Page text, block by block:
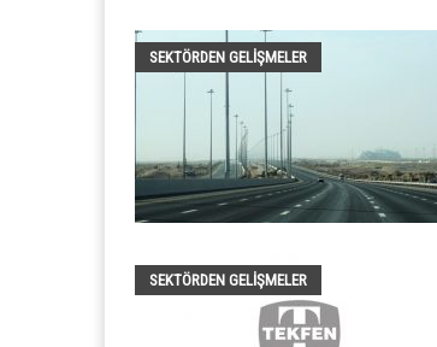
SEKTÖRDEN GELIŞMELER
SEKTÖRDEN GELIŞMELER